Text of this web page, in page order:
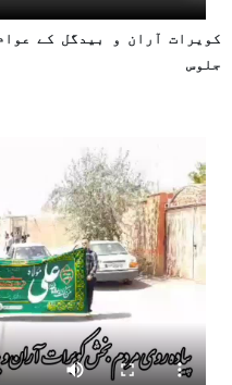
کویرات آران و بیدگل کے
جلوس